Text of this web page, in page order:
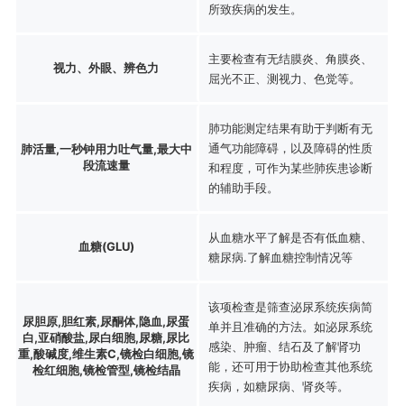
所致疾病的发生。
视力、外眼、辨色力
主要检查有无结膜炎、角膜炎、
屈光不正、测视力、色觉等。
肺活量,一秒钟用力吐气量,最大中
段流速量
肺功能测定结果有助于判断有无
通气功能障碍，以及障碍的性质
和程度，可作为某些肺疾患诊断
的辅助手段。
血糖(GLU)
从血糖水平了解是否有低血糖、
糖尿病.了解血糖控制情况等
尿胆原,胆红素,尿酮体,隐血,尿蛋
白,亚硝酸盐,尿白细胞,尿糖,尿比
重,酸碱度,维生素C,镜检白细胞,镜
检红细胞,镜检管型,镜检结晶
该项检查是筛查泌尿系统疾病简
单并且准确的方法。如泌尿系统
感染、肿瘤、结石及了解肾功
能，还可用于协助检查其他系统
疾病，如糖尿病、肾炎等。